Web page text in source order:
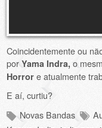
Coincidentemente ou
porYama Indra,o
Horrore atualmente
E aí, curtiu?
Novas Bandas